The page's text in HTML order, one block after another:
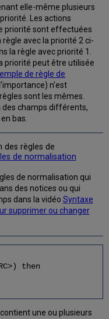
elle-même plusieurs
Les actions
priorité sont effectuées
avec la priorité 2 ci-
la règle avec priorité 1.
priorité peut être utilisée
de règle de
n'est
sont les mêmes.
des champs différents,
bas.
des règles de
de normalisation
de normalisation qui
des notices ou qui
dans la vidéo Syntaxe
supprimer ou changer
then
contient une ou plusieurs